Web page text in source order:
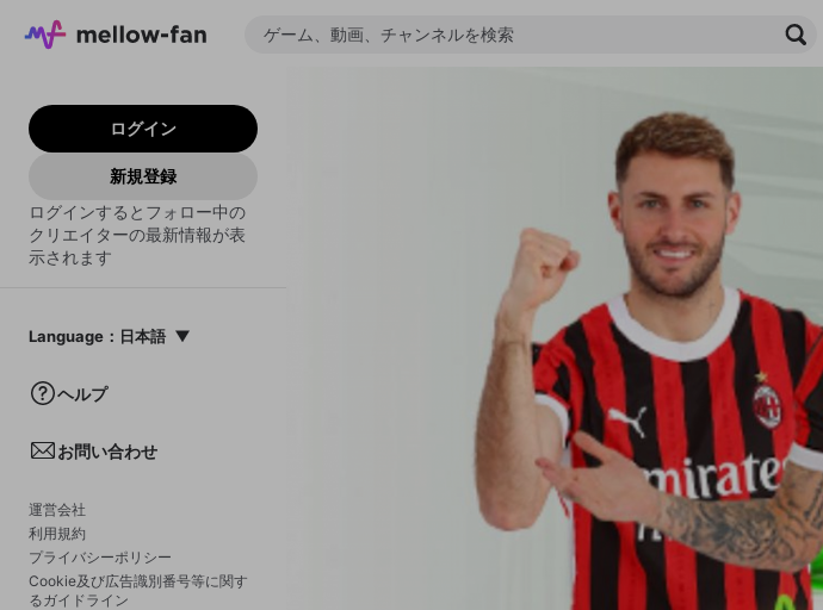
ログイン
新規登録
ログインするとフォロー中の
クリエイターの最新情報が表
示されます
Language ： 日本語
中文(簡体)
ヘルプ
お問い合わせ
運営会社
利用規約
プライバシーポリシー
Cookie及び広告識別番号等に関す
るガイドライン